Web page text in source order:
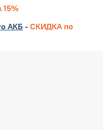
АКБ - СКИДКА по